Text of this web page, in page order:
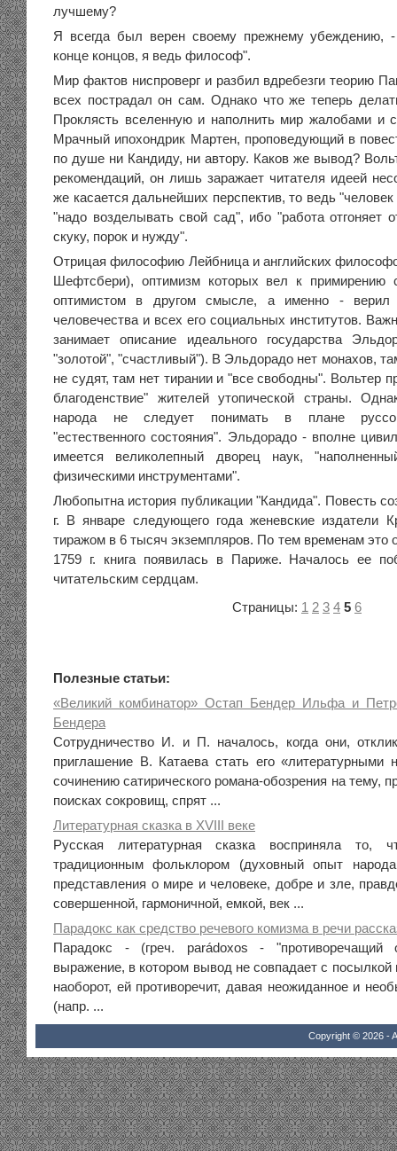
лучшему?
Я всегда был верен своему прежнему убеждению,
конце концов, я ведь философ".
Мир фактов ниспроверг и разбил вдребезги теорию
всех пострадал он сам. Однако что же теперь
Проклясть вселенную и наполнить мир жалобами и
Мрачный ипохондрик Мартен, проповедующий в
по душе ни Кандиду, ни автору. Каков же вывод?
рекомендаций, он лишь заражает читателя идеей
же касается дальнейших перспектив, то ведь
"надо возделывать свой сад", ибо "работа отгоняет
скуку, порок и нужду".
Отрицая философию Лейбница и английских
Шефтсбери), оптимизм которых вел к
оптимистом в другом смысле, а именно - верил
человечества и всех его социальных институтов.
занимает описание идеального государства
"золотой", "счастливый"). В Эльдорадо нет монахов,
не судят, там нет тирании и "все свободны". Вольтер
благоденствие" жителей утопической страны.
народа не следует понимать в плане
"естественного состояния". Эльдорадо - вполне
имеется великолепный дворец наук,
физическими инструментами".
Любопытна история публикации "Кандида". Повесть
г. В январе следующего года женевские издатели
тиражом в 6 тысяч экземпляров. По тем временам это
1759 г. книга появилась в Париже. Началось ее
читательским сердцам.
Страницы: 1 2 3 4 5 6
Полезные статьи:
«Великий комбинатор» Остап Бендер Ильфа и
Бендера
Сотрудничество И. и П. началось, когда они,
приглашение В. Катаева стать его «литературными
сочинению сатирического романа-обозрения на тему,
поисках сокровищ, спрят ...
Литературная сказка в XVIII веке
Русская литературная сказка восприняла то,
традиционным фольклором (духовный опыт
представления о мире и человеке, добре и зле,
совершенной, гармоничной, емкой, век ...
Парадокс как средство речевого комизма в речи
Парадокс - (греч. parádoxos -
выражение, в котором вывод не совпадает с посылкой
наоборот, ей противоречит, давая неожиданное и
(напр. ...
Copyright © 2026 -